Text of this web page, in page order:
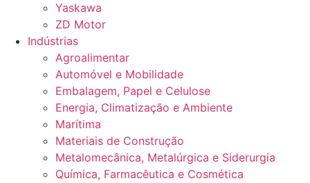
Yaskawa
ZD Motor
Indústrias
Agroalimentar
Automóvel e Mobilidade
Embalagem, Papel e Celulose
Energia, Climatização e Ambiente
Marítima
Materiais de Construção
Metalomecânica, Metalúrgica e Siderurgia
Química, Farmacêutica e Cosmética